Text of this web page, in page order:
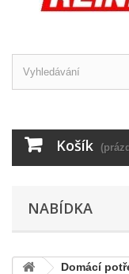
Košík
NABÍDKA
Domácí